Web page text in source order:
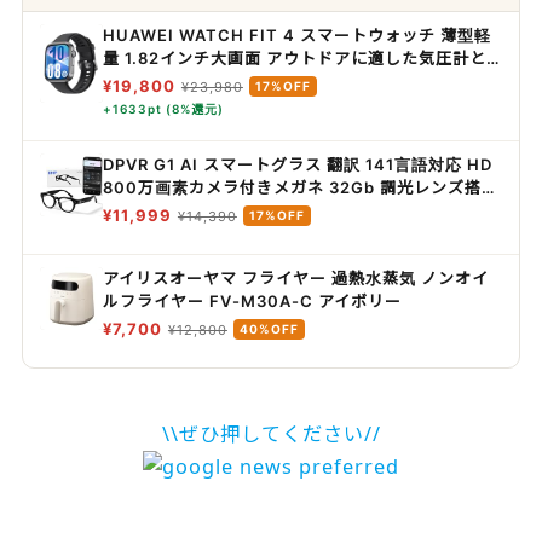
HUAWEI WATCH FIT 4 スマートウォッチ 薄型軽
量 1.82インチ大画面 アウトドアに適した気圧計と
測位システム 通知 フィットネス ヘルストラッカー
情緒測定 10日間ロングバッテリー iOS/Android対
¥19,800 ¥23,980
17%OFF
+1633pt (8%還元)
DPVR G1 AI スマートグラス 翻訳 141言語対応 HD
800万画素カメラ付きメガネ 32Gb 調光レンズ搭載
AI画像認識 メガネ型カメラ オーディオグラス スマ
¥11,999 ¥14,390 17%OFF
アイリスオーヤマ フライヤー 過熱水蒸気 ノンオイ
ルフライヤー FV-M30A-C アイボリー
¥7,700 ¥12,800 40%OFF
\\ぜひ押してください//